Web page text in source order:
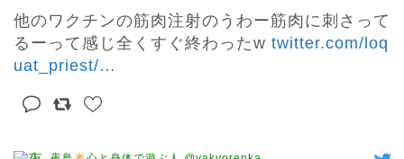
他のワクチンの筋肉注射のうわー筋肉に刺さって
るーって感じ全くすぐ終わったw twitter.com/loq
uat_priest/…